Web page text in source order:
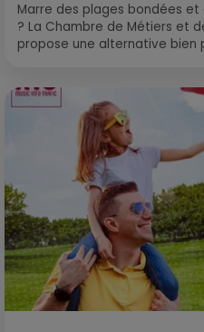
Marre des plages bondées
? La Chambre de Métiers et
propose une alternative bien